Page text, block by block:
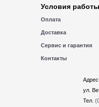
Условия работы
Оплата
Доставка
Сервис и гарантия
Контакты
Адрес:
ул.
Тел.